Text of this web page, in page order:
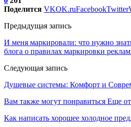
Поделится VKOK.ruFacebookTwitter
Предыдущая запись
И меня маркировали: что нужно
блога о правилах маркировки
Следующая запись
Душевые системы: Комфорт и
Вам также могут понравиться Еще от
Как написать хорошее холодное